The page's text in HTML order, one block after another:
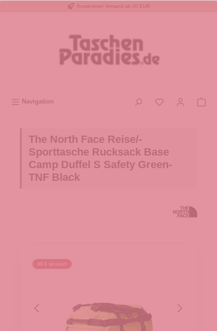
Kostenloser Versand ab 20 EUR
Navigation
The North Face Reise/-
Sporttasche Rucksack Base
Camp Duffel S Safety Green-
TNF Black
40 € gespart